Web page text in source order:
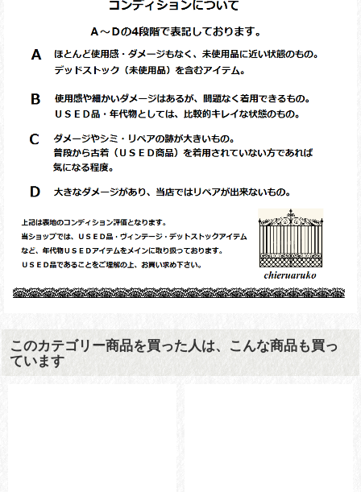
このカテゴリー商品を買った人は、こんな商品も買っ
ています